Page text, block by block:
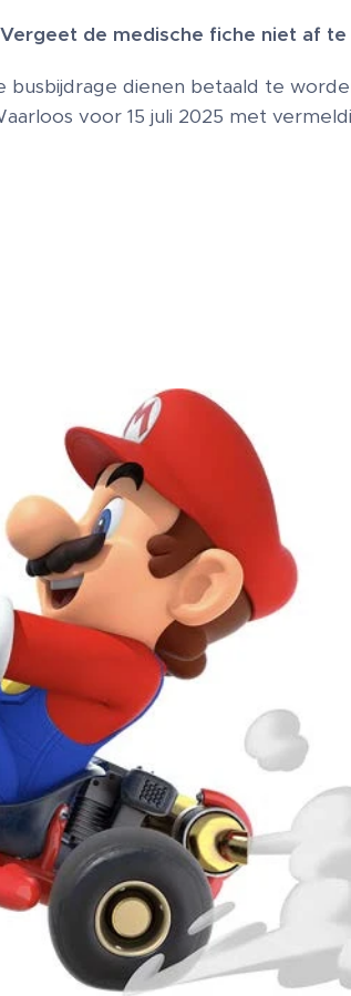
Vergeet de medische fiche niet af te
busbijdrage dienen betaald te
voor 15 juli 2025 met